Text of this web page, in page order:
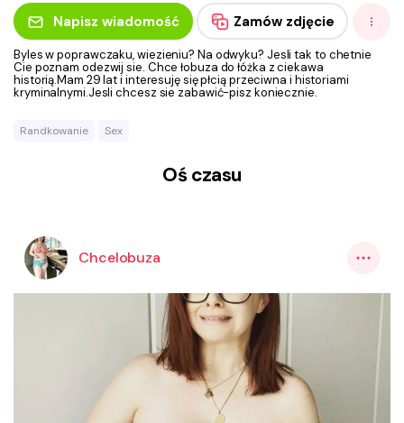
Napisz wiadomość Zamów zdjęcie
Byles w poprawczaku, wiezieniu? Na odwyku? Jesli tak to chetnie
Cie poznam odezwij sie. Chce łobuza do łóżka z ciekawa
historią.Mam 29 lat i interesuję się płcią przeciwna i historiami
kryminalnymi.Jesli chcesz sie zabawić-pisz koniecznie.
Randkowanie Sex
Oś czasu
Chcelobuza